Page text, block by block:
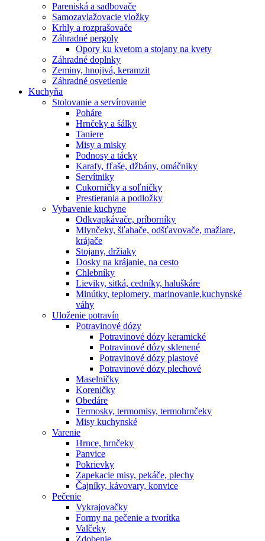
Pareniská a sadbovače
Samozavlažovacie vložky
Krhly a rozprašovače
Záhradné pergoly
Opory ku kvetom a stojany na kvety
Záhradné doplnky
Zeminy, hnojivá, keramzit
Záhradné osvetlenie
Kuchyňa
Stolovanie a servírovanie
Poháre
Hrnčeky a šálky
Taniere
Misy a misky
Podnosy a tácky
Karafy, fľaše, džbány, omáčniky
Servítniky
Cukorničky a soľničky
Prestierania a podložky
Vybavenie kuchyne
Odkvapkávače, príborníky
Mlynčeky, šľahače, odšťavovače, mažiare,
krájače
Stojany, držiaky
Dosky na krájanie, na cesto
Chlebníky
Lieviky, sitká, cedníky, haluškáre
Minútky, teplomery, marinovanie,kuchynské
váhy
Uloženie potravín
Potravinové dózy
Potravinové dózy keramické
Potravinové dózy sklenené
Potravinové dózy plastové
Potravinové dózy plechové
Maselničky
Koreničky
Obedáre
Termosky, termomisy, termohrnčeky
Misy kuchynské
Varenie
Hrnce, hrnčeky
Panvice
Pokrievky
Zapekacie misy, pekáče, plechy
Čajníky, kávovary, konvice
Pečenie
Vykrajovačky
Formy na pečenie a tvorítka
Valčeky
Zdobenie